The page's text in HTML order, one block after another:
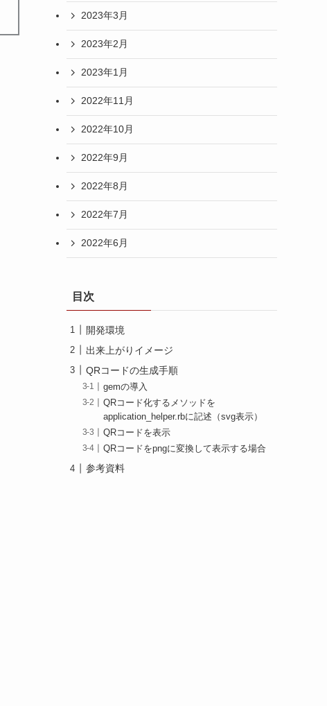
2023年3月
2023年2月
2023年1月
2022年11月
2022年10月
2022年9月
2022年8月
2022年7月
2022年6月
目次
開発環境
出来上がりイメージ
QRコードの生成手順
gemの導入
QRコード化するメソッドを
application_helper.rbに記述（svg表示）
QRコードを表示
QRコードをpngに変換して表示する場合
参考資料